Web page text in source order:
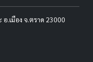
.เมือง จ.ตราด 23000